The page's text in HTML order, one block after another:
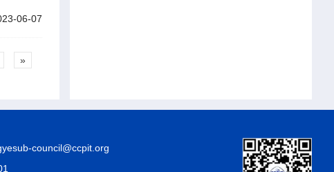
06-07
»
council@ccpit.org